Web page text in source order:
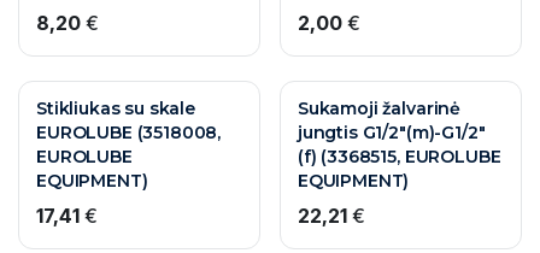
8,20 € 2,00€
Stikliukas su skale
EUROLUBE (3518008,
EUROLUBE
EQUIPMENT)
17,41 €
Sukamoji žalvarinė
jungtis G1/2"(m)-G1/2"
(f) (3368515, EUROLUBE
EQUIPMENT)
22,21€